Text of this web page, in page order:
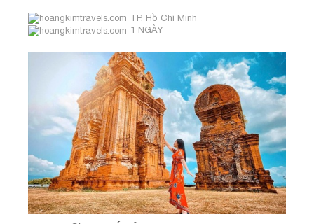
TP. Hồ Chí Minh
1 NGÀY